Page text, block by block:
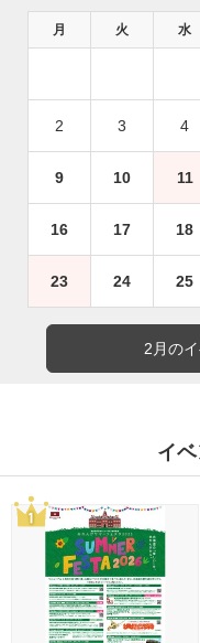
月 火 水
2 3 4
9 10 11
16 17 18
23 24 25
2月の
イ